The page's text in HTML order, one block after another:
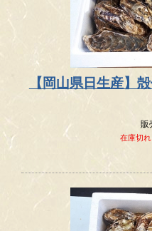
新年あけましておめでとう
顧を賜り、厚
本日1月4日（日）より牡蠣
生食用むき身
2025/12/23まで販売限定で
を実
到着希望日は
【岡山県日生産】
販
在庫切れ